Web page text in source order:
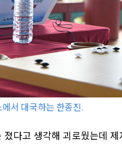
서 대국하는 한종진.
다고 생각해 괴로웠는데